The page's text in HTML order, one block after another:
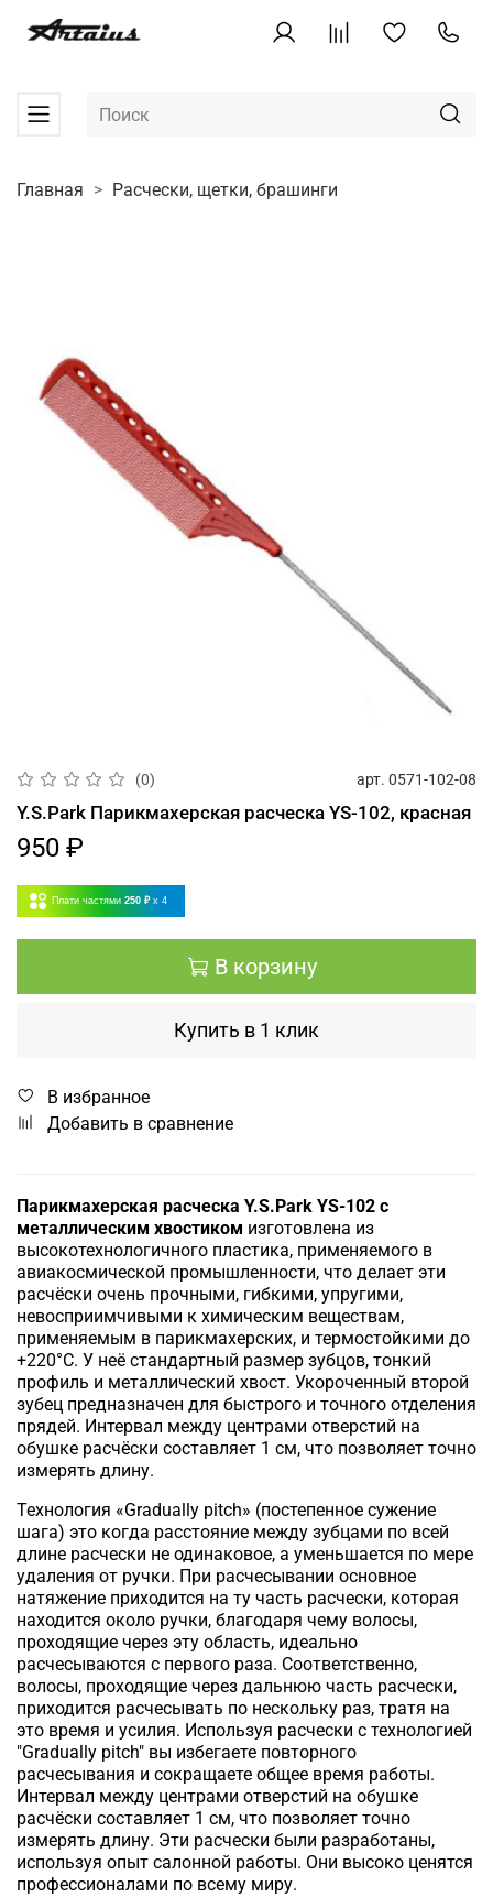
Главная Расчески, щетки, брашинги
(0) арт. 0571-102-08
Y.S.Park Парикмахерская расческа YS-102, красная
950 ₽
Плати частями 250 ₽ x 4
В корзину
Купить в 1 клик
В избранное
Добавить в сравнение
Парикмахерская расческа Y.S.Park YS-102 с
металлическим хвостиком изготовлена из
высокотехнологичного пластика, применяемого в
авиакосмической промышленности, что делает эти
расчёски очень прочными, гибкими, упругими,
невосприимчивыми к химическим веществам,
применяемым в парикмахерских, и термостойкими до
+220°С. У неё стандартный размер зубцов, тонкий
профиль и металлический хвост. Укороченный второй
зубец предназначен для быстрого и точного отделения
прядей. Интервал между центрами отверстий на
обушке расчёски составляет 1 см, что позволяет точно
измерять длину.
Технология «Gradually pitch» (постепенное сужение
шага) это когда расстояние между зубцами по всей
длине расчески не одинаковое, а уменьшается по мере
удаления от ручки. При расчесывании основное
натяжение приходится на ту часть расчески, которая
находится около ручки, благодаря чему волосы,
проходящие через эту область, идеально
расчесываются с первого раза. Соответственно,
волосы, проходящие через дальнюю часть расчески,
приходится расчесывать по нескольку раз, тратя на
это время и усилия. Используя расчески с технологией
"Gradually pitch" вы избегаете повторного
расчесывания и сокращаете общее время работы.
Интервал между центрами отверстий на обушке
расчёски составляет 1 см, что позволяет точно
измерять длину. Эти расчески были разработаны,
используя опыт салонной работы. Они высоко ценятся
профессионалами по всему миру.